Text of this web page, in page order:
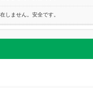
しません。安全です。